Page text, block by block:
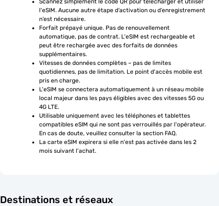
Scannez simplement le code QR pour télécharger et utiliser
l'eSIM. Aucune autre étape d’activation ou d’enregistrement
n’est nécessaire.
Forfait prépayé unique. Pas de renouvellement
automatique, pas de contrat. L'eSIM est rechargeable et
peut être rechargée avec des forfaits de données
supplémentaires.
Vitesses de données complètes – pas de limites
quotidiennes, pas de limitation. Le point d'accès mobile est
pris en charge.
L'eSIM se connectera automatiquement à un réseau mobile
local majeur dans les pays éligibles avec des vitesses 5G ou
4G LTE.
Utilisable uniquement avec les téléphones et tablettes
compatibles eSIM qui ne sont pas verrouillés par l'opérateur.
En cas de doute, veuillez consulter la section FAQ.
La carte eSIM expirera si elle n'est pas activée dans les 2
mois suivant l'achat.
Destinations et réseaux